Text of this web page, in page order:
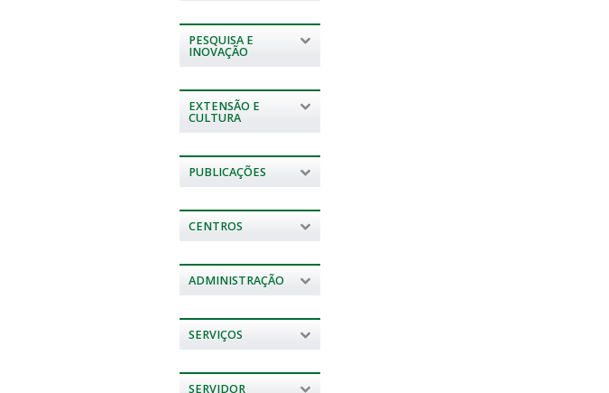
PESQUISA E
INOVAÇÃO
EXTENSÃO E
CULTURA
PUBLICAÇÕES
CENTROS
ADMINISTRAÇÃO
SERVIÇOS
SERVIDOR